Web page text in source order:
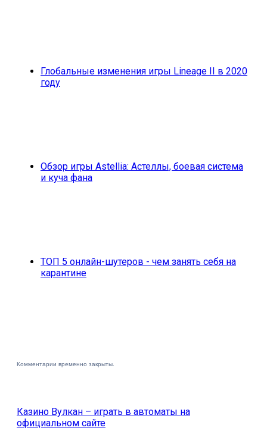
Глобальные изменения игры Lineage II в 2020
году
Обзор игры Astellia: Астеллы, боевая система
и куча фана
ТОП 5 онлайн-шутеров - чем занять себя на
карантине
Комментарии временно закрыты.
Казино Вулкан – играть в автоматы на
официальном сайте